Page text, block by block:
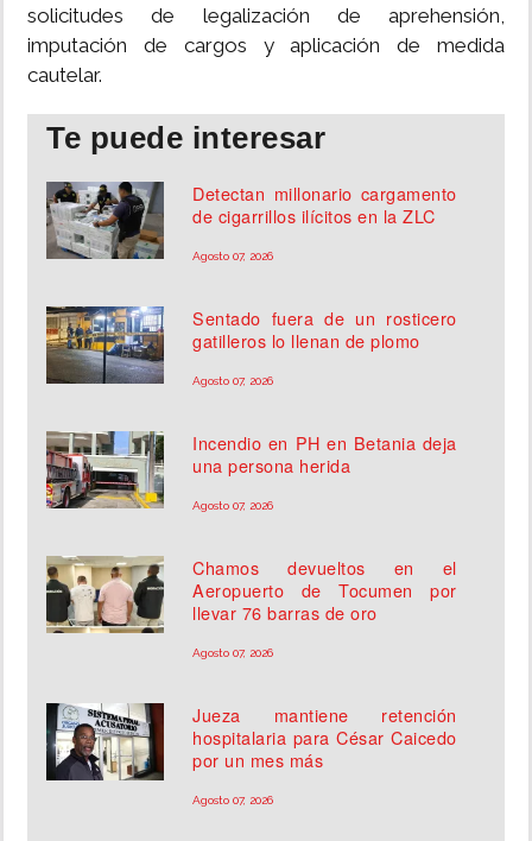
solicitudes de legalización de aprehensión,
imputación de cargos y aplicación de medida
cautelar.
Te puede interesar
Detectan millonario cargamento
de cigarrillos ilícitos en la ZLC
Agosto 07, 2026
Sentado fuera de un rosticero
gatilleros lo llenan de plomo
Agosto 07, 2026
Incendio en PH en Betania deja
una persona herida
Agosto 07, 2026
Chamos devueltos en el
Aeropuerto de Tocumen por
llevar 76 barras de oro
Agosto 07, 2026
Jueza mantiene retención
hospitalaria para César Caicedo
por un mes más
Agosto 07, 2026